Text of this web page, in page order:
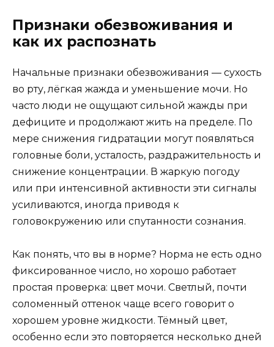
Признаки обезвоживания и
как их распознать
Начальные признаки обезвоживания — сухость
во рту, лёгкая жажда и уменьшение мочи. Но
часто люди не ощущают сильной жажды при
дефиците и продолжают жить на пределе. По
мере снижения гидратации могут появляться
головные боли, усталость, раздражительность и
снижение концентрации. В жаркую погоду
или при интенсивной активности эти сигналы
усиливаются, иногда приводя к
головокружению или спутанности сознания.
Как понять, что вы в норме? Норма не есть одно
фиксированное число, но хорошо работает
простая проверка: цвет мочи. Светлый, почти
соломенный оттенок чаще всего говорит о
хорошем уровне жидкости. Тёмный цвет,
особенно если это повторяется несколько дней